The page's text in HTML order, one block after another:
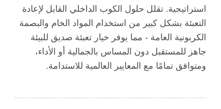
استراتيجية. تقلل حلول الكوب الداخلي القابل لإعادة
التعبئة بشكل كبير من استخدام المواد الخام والبصمة
الكربونية العامة - مما يوفر خيار تعبئة صديق للبيئة
جاهز للمستقبل دون المساس بالجمالية أو الأداء،
ومتوافق تمامًا مع المعايير العالمية للاستدامة.